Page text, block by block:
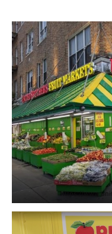
https://